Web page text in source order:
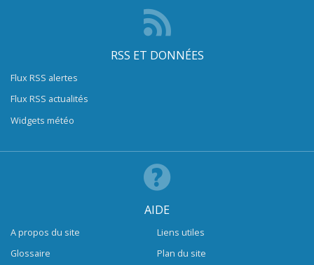
RSS ET DONNÉES
Flux RSS alertes
Flux RSS actualités
Widgets météo
AIDE
A propos du site
Glossaire
Liens utiles
Plan du site